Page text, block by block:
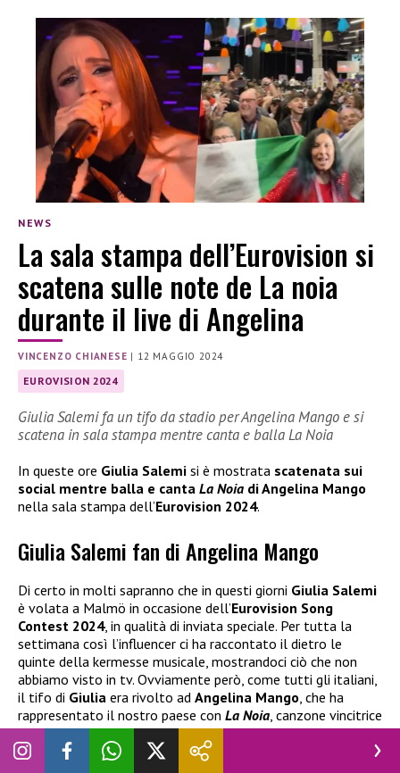
NEWS
La sala stampa dell’Eurovision si
scatena sulle note de La noia
durante il live di Angelina
VINCENZO CHIANESE | 12 MAGGIO 2024
EUROVISION 2024
Giulia Salemi fa un tifo da stadio per Angelina Mango e si
scatena in sala stampa mentre canta e balla La Noia
In queste ore Giulia Salemi si è mostrata scatenata sui
social mentre balla e canta La Noia di Angelina Mango
nella sala stampa dell’Eurovision 2024.
Giulia Salemi fan di Angelina Mango
Di certo in molti sapranno che in questi giorni Giulia Salemi
è volata a Malmö in occasione dell’Eurovision Song
Contest 2024, in qualità di inviata speciale. Per tutta la
settimana così l’influencer ci ha raccontato il dietro le
quinte della kermesse musicale, mostrandoci ciò che non
abbiamo visto in tv. Ovviamente però, come tutti gli italiani,
il tifo di Giulia era rivolto ad Angelina Mango, che ha
rappresentato il nostro paese con La Noia, canzone vincitrice
dell’ultimoFestival di Sanremo. Proprio ieri sera è andata in
onda la finale della manifestazione e ancora una volta la